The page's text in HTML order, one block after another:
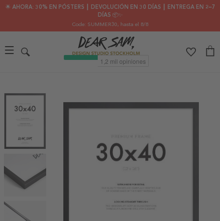
🌟 AHORA: 30% EN PÓSTERS ┃ DEVOLUCIÓN EN 30 DÍAS ┃ ENTREGA EN 2–7
DÍAS 📦✨
Code: SUMMER30, hasta el 8/8